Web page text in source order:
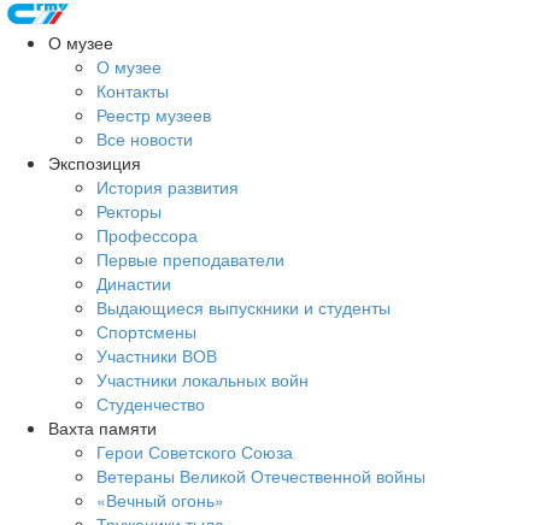
О музее
О музее
Контакты
Реестр музеев
Все новости
Экспозиция
История развития
Ректоры
Профессора
Первые преподаватели
Династии
Выдающиеся выпускники и студенты
Спортсмены
Участники ВОВ
Участники локальных войн
Студенчество
Вахта памяти
Герои Советского Союза
Ветераны Великой Отечественной войны
«Вечный огонь»